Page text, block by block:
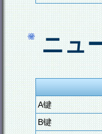
ニュ
A键
B键